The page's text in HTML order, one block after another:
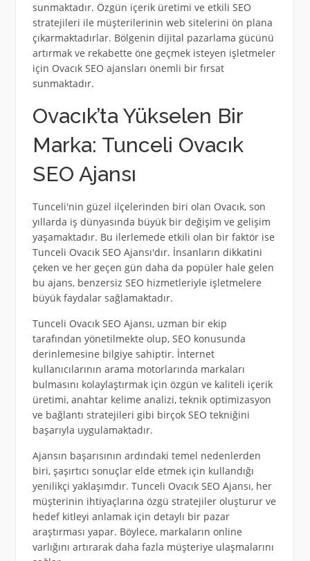
sunmaktadır. Özgün içerik üretimi ve etkili SEO
stratejileri ile müşterilerinin web sitelerini ön plana
çıkarmaktadırlar. Bölgenin dijital pazarlama gücünü
artırmak ve rekabette öne geçmek isteyen işletmeler
için Ovacık SEO ajansları önemli bir fırsat
sunmaktadır.
Ovacık’ta Yükselen Bir
Marka: Tunceli Ovacık
SEO Ajansı
Tunceli'nin güzel ilçelerinden biri olan Ovacık, son
yıllarda iş dünyasında büyük bir değişim ve gelişim
yaşamaktadır. Bu ilerlemede etkili olan bir faktör ise
Tunceli Ovacık SEO Ajansı'dır. İnsanların dikkatini
çeken ve her geçen gün daha da popüler hale gelen
bu ajans, benzersiz SEO hizmetleriyle işletmelere
büyük faydalar sağlamaktadır.
Tunceli Ovacık SEO Ajansı, uzman bir ekip
tarafından yönetilmekte olup, SEO konusunda
derinlemesine bilgiye sahiptir. İnternet
kullanıcılarının arama motorlarında markaları
bulmasını kolaylaştırmak için özgün ve kaliteli içerik
üretimi, anahtar kelime analizi, teknik optimizasyon
ve bağlantı stratejileri gibi birçok SEO tekniğini
başarıyla uygulamaktadır.
Ajansın başarısının ardındaki temel nedenlerden
biri, şaşırtıcı sonuçlar elde etmek için kullandığı
yenilikçi yaklaşımdır. Tunceli Ovacık SEO Ajansı, her
müşterinin ihtiyaçlarına özgü stratejiler oluşturur ve
hedef kitleyi anlamak için detaylı bir pazar
araştırması yapar. Böylece, markaların online
varlığını artırarak daha fazla müşteriye ulaşmalarını